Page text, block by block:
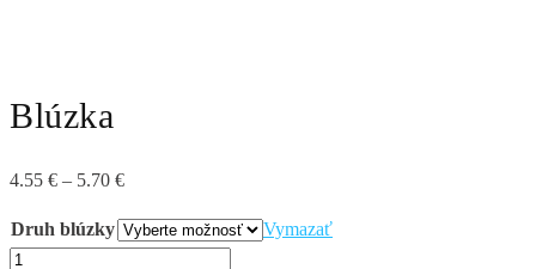
Blúzka
4.55 € – 5.70 €Price
4.55 €
Druh blúzky
Vymazať
množstvo